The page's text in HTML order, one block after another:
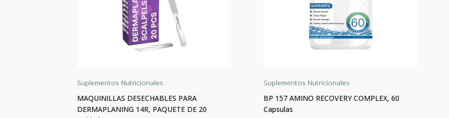
Suplementos Nutricionales
MAQUINILLAS DESECHABLES PARA
DERMAPLANING 14R, PAQUETE DE 20
Suplementos Nutricionales
BP 157 AMINO RECOVERY COMPLEX, 60
Capsulas